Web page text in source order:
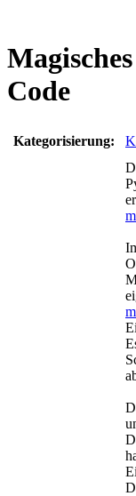
Code
Kategorisierung: